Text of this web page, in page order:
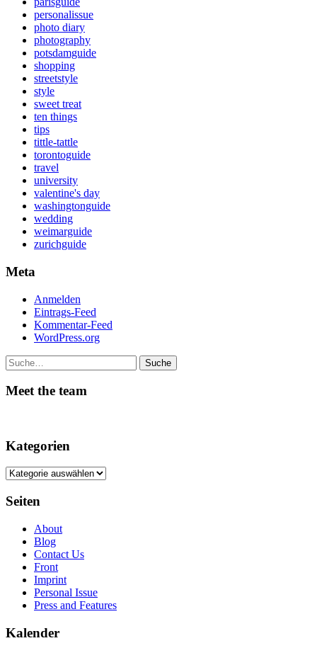
personalissue
photo diary
photography
potsdamguide
shopping
streetstyle
style
sweet treat
ten things
tips
tittle-tattle
torontoguide
travel
university
valentine's day
washingtonguide
wedding
weimarguide
zurichguide
Meta
Anmelden
Eintrags-Feed
Kommentar-Feed
WordPress.org
Suche
Meet the team
Kategorien
Kategorien
Seiten
About
Blog
Contact Us
Front
Imprint
Personal Issue
Press and Features
Kalender